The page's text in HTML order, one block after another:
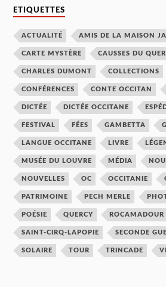
ETIQUETTES
ACTUALITÉ AMIS DE LA MAISON
CARTE MYSTÈRE CAUSSES DU
CHARLES DUMONT COLLECTIONS
CONFÉRENCES CONTE OCCITAN
DICTÉE DICTÉE OCCITANE
FESTIVAL FÉES GAMBETTA
LANGUE OCCITANE LIVRE
MUSÉE DU LOUVRE MÉDIA
NOUVELLES OC OCCITANIE
PATRIMOINE PECH MERLE
POÉSIE QUERCY ROCAMADOUR
SAINT-CIRQ-LAPOPIE SECONDE
SOLAIRE TOUR TRINCADE